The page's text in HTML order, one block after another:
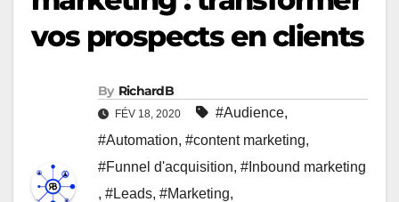
vos prospects en clients
By RichardB
FÉV 18, 2020 #Audience,
#Automation, #content marketing,
#Funnel d'acquisition, #Inbound marketing
, #Leads, #Marketing,